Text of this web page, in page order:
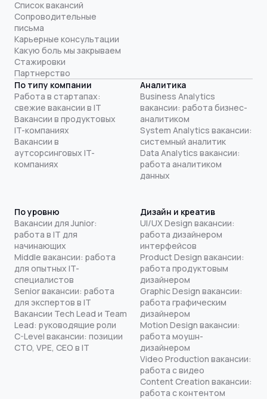
Список вакансий
Сопроводительные
письма
Карьерные консультации
Какую боль мы закрываем
Стажировки
Партнерство
По типу компании
Работа в стартапах:
свежие вакансии в IT
Вакансии в продуктовых
IT-компаниях
Вакансии в
аутсорсинговых IT-
компаниях
Аналитика
Business Analytics
вакансии: работа бизнес-
аналитиком
System Analytics вакансии:
системный аналитик
Data Analytics вакансии:
работа аналитиком
данных
По уровню
Вакансии для Junior:
работа в IT для
начинающих
Middle вакансии: работа
для опытных IT-
специалистов
Senior вакансии: работа
для экспертов в IT
Вакансии Tech Lead и Team
Lead: руководящие роли
C-Level вакансии: позиции
CTO, VPE, CEO в IT
Дизайн и креатив
UI/UX Design вакансии:
работа дизайнером
интерфейсов
Product Design вакансии:
работа продуктовым
дизайнером
Graphic Design вакансии:
работа графическим
дизайнером
Motion Design вакансии:
работа моушн-
дизайнером
Video Production вакансии:
работа с видео
Content Creation вакансии:
работа с контентом